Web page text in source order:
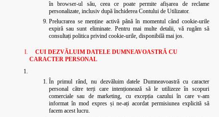
în browser-ul său, ceea ce poate permite afișarea de reclame
personalizate, inclusiv după închiderea Contului de Utilizator.
Prelucrarea se menține activă până în momentul când cookie-urile
expiră sau sunt eliminate. Pentru mai multe detalii, vă rugăm să
consultați politica privind cookie-urile, disponibilă mai jos.
CUI DEZVĂLUIM DATELE DUMNEAVOASTRĂ CU
CARACTER PERSONAL
În primul rând, nu dezvăluim datele Dumneavoastră cu caracter
personal către terți care intenționează să le utilizeze în scopuri
comerciale sau de marketing, cu excepția cazului în care v-am
informat în mod expres și ne-ați acordat permisiunea explicită să
facem acest lucru.